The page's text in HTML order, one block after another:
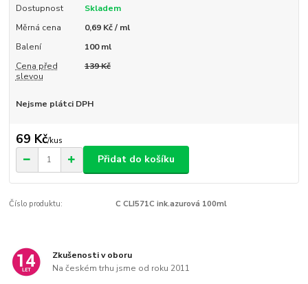
Dostupnost
Skladem
Měrná cena
0,69 Kč / ml
Balení
100 ml
Cena před
slevou
139 Kč
Nejsme plátci DPH
69 Kč/kus
Přidat do košíku
Číslo produktu: C CLI571C ink.azurová 100ml
Zkušenosti v oboru
Na českém trhu jsme od roku 2011